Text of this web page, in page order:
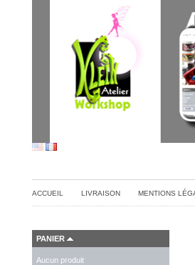
ACCUEIL LIVRAISON MENTIONS
PANIER
Aucun produit